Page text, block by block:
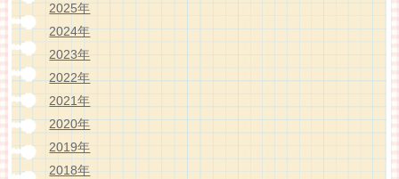
2025年
2024年
2023年
2022年
2021年
2020年
2019年
2018年